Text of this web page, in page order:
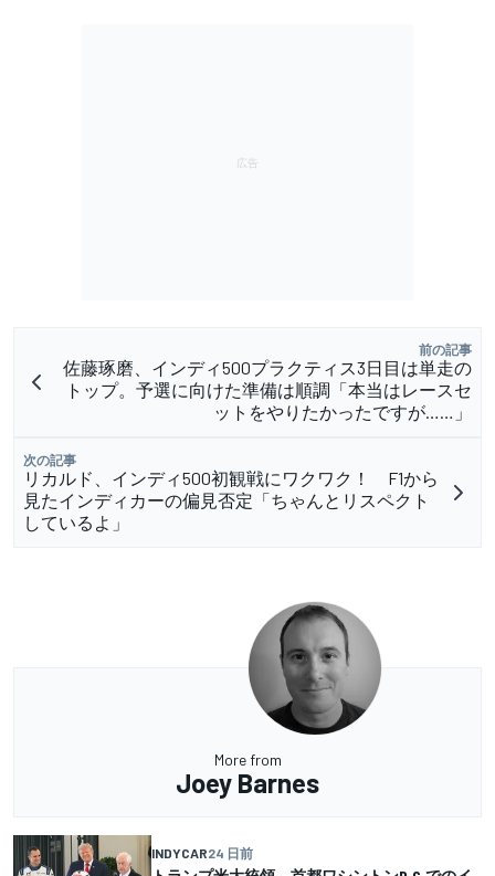
前の記事
佐藤琢磨、インディ500プラクティス3日目は単走の
トップ。予選に向けた準備は順調「本当はレースセ
ットをやりたかったですが……」
次の記事
リカルド、インディ500初観戦にワクワク！ F1から
見たインディカーの偏見否定「ちゃんとリスペクト
しているよ」
More from
Joey Barnes
INDYCAR24 日前